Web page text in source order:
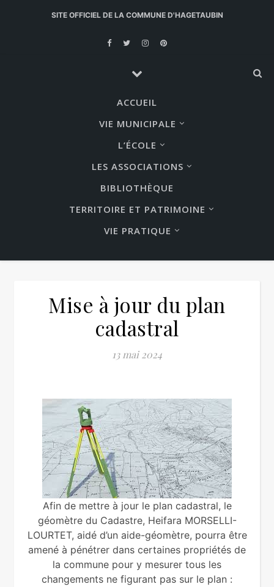
SITE OFFICIEL DE LA COMMUNE D'HAGETAUBIN
ACCUEIL
VIE MUNICIPALE
L’ÉCOLE
LES ASSOCIATIONS
BIBLIOTHÈQUE
TERRITOIRE ET PATRIMOINE
VIE PRATIQUE
Mise à jour du plan
cadastral
13 mai 2024
Afin de mettre à jour le plan cadastral, le
géomètre du Cadastre, Heifara MORSELLI-
LOURTET, aidé d’un aide-géomètre, pourra être
amené à pénétrer dans certaines propriétés de
la commune pour y mesurer tous les
changements ne figurant pas sur le plan :